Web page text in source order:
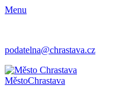
Menu
podatelna@chrastava.cz
MěstoChrastava